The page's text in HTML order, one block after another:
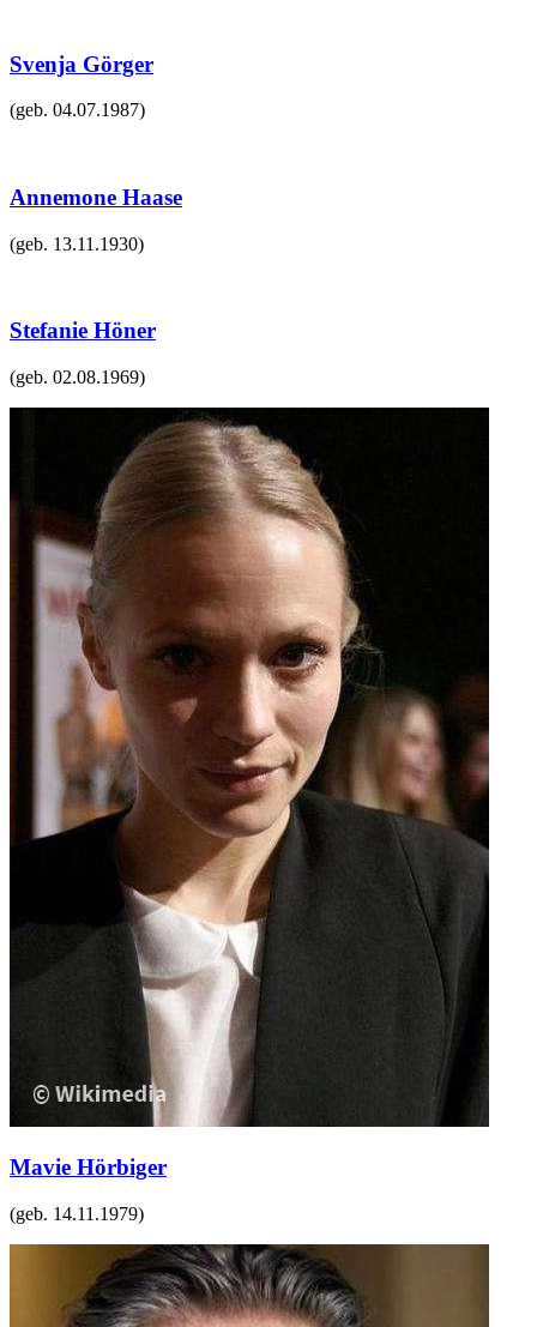
Svenja Görger
(geb. 04.07.1987)
Annemone Haase
(geb. 13.11.1930)
Stefanie Höner
(geb. 02.08.1969)
Mavie Hörbiger
(geb. 14.11.1979)